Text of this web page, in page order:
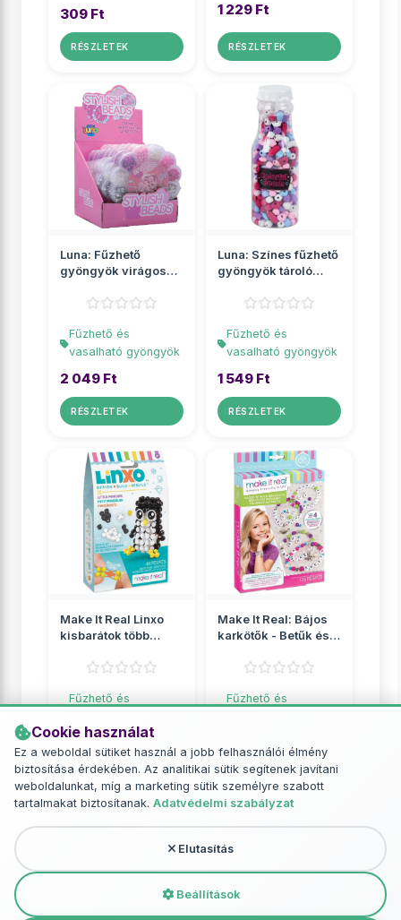
Cookie használat
Ez a weboldal sütiket használ a jobb felhasználói élmény
biztosítása érdekében. Az analitikai sütik segítenek javítani
weboldalunkat, míg a marketing sütik személyre szabott
tartalmakat biztosítanak. Adatvédelmi szabályzat
Elutasítás
Beállítások
309 Ft
RÉSZLETEK
1 229 Ft
RÉSZLETEK
Luna: Fűzhető
gyöngyök virágos
Fűzhető és
vasalható gyöngyök
2 049 Ft
RÉSZLETEK
Luna: Színes fűzhető
gyöngyök tároló
Fűzhető és
vasalható gyöngyök
1 549 Ft
RÉSZLETEK
Make It Real Linxo
kisbarátok több
Fűzhető és
2 049 Ft
RÉSZLETEK
Make It Real: Bájos
karkötők - Betűk és
Fűzhető és
2 649 Ft
RÉSZLETEK
További termékek - Fűzhető és
vasalható gyöngyök